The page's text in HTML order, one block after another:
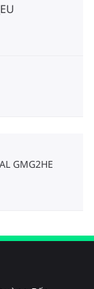
GMG2HE